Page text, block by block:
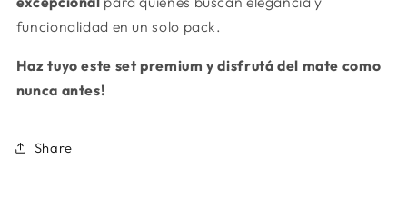
funcionalidad en un solo pack.
Haz tuyo este set premium y disfrutá del mate como
nunca antes!
Share